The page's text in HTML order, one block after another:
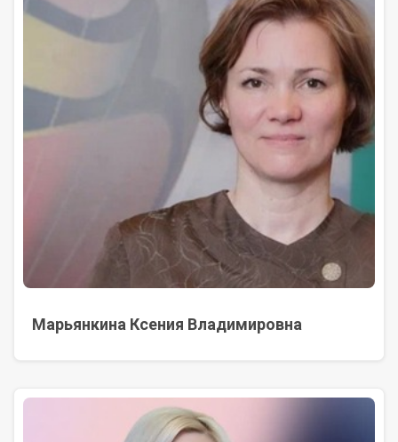
Марьянкина Ксения Владимировна